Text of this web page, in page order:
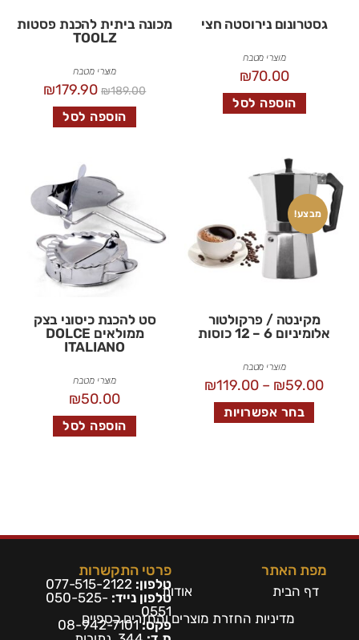
גסטרונום נירוסטה חצי
מוצרי מטבח
₪70.00
הוספה לסל
מכונה ביתית להכנת פסטות
TOOLZ
מוצרי מטבח
₪189.00
₪179.90
הוספה לסל
מבצע!
מקינטה / פרקולטור
אלומיניום 6 – 12 כוסות
מוצרי מטבח
₪59.00
–
₪119.00
בחר אפשרויות
סט להכנת כיסוני בצק
ממולאים DOLCE
ITALIANO
מוצרי מטבח
₪50.00
הוספה לסל
מפת האתר
דף הבית
אודות
מדיניות החזרת מוצרים והחזרים כספיים
פרטי התקשרות
טלפון: 077-515-2122
טלפון נייד: 050-525-
0551
פקס:08-942-7101